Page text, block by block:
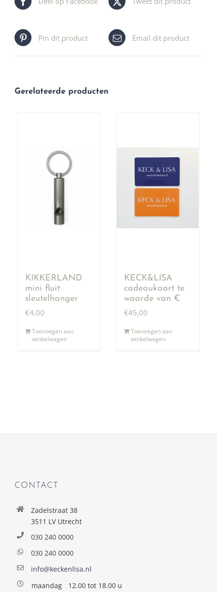
Pin dit product Email dit product
Gerelateerde producten
KIKKERLAND
mini fluit
sleutelhanger
€4,00
Toevoegen aan
winkelwagen
KECK&LISA
cadeaukaart te
waarde van €
50,00
€45,00
Toevoegen aan
winkelwagen
CONTACT
Zadelstraat 38
3511 LV Utrecht
030 240 0000
030 240 0000
info@keckenlisa.nl
maandag
12.00 tot 18.00 u